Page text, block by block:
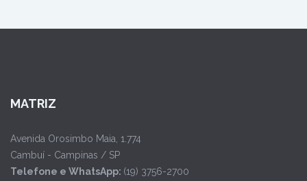
MATRIZ
Avenida Orosimbo Maia, 1.774
Cambuí - Campinas / SP
Telefone e WhatsApp: (19) 3756-2700